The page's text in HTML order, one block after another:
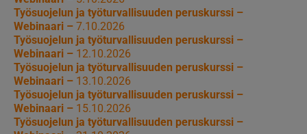
Työsuojelun ja työturvallisuuden peruskurssi –
Webinaari – 7.10.2026
Työsuojelun ja työturvallisuuden peruskurssi –
Webinaari – 12.10.2026
Työsuojelun ja työturvallisuuden peruskurssi –
Webinaari – 13.10.2026
Työsuojelun ja työturvallisuuden peruskurssi –
Webinaari – 15.10.2026
Työsuojelun ja työturvallisuuden peruskurssi –